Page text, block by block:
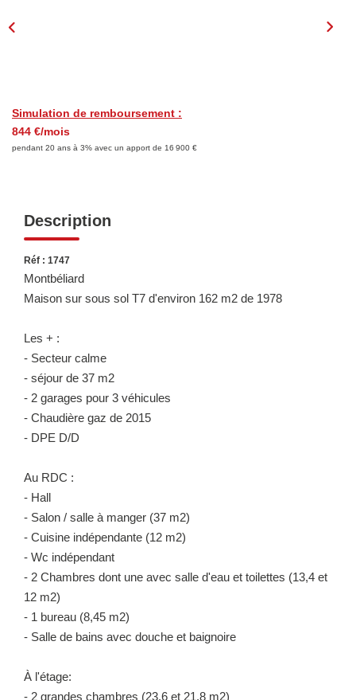
Confiez-Nous La Recherche De Votre Location
Nos Agences
NOUS REJOINDRE
Simulation de remboursement :
844 €/mois
pendant 20 ans à 3% avec un apport de 16 900 €
Description
Réf : 1747
Montbéliard
Maison sur sous sol T7 d'environ 162 m2 de 1978
Les + :
- Secteur calme
- séjour de 37 m2
- 2 garages pour 3 véhicules
- Chaudière gaz de 2015
- DPE D/D
Au RDC :
- Hall
- Salon / salle à manger (37 m2)
- Cuisine indépendante (12 m2)
- Wc indépendant
- 2 Chambres dont une avec salle d'eau et toilettes (13,4 et
12 m2)
- 1 bureau (8,45 m2)
- Salle de bains avec douche et baignoire
À l'étage:
- 2 grandes chambres (23,6 et 21,8 m2)